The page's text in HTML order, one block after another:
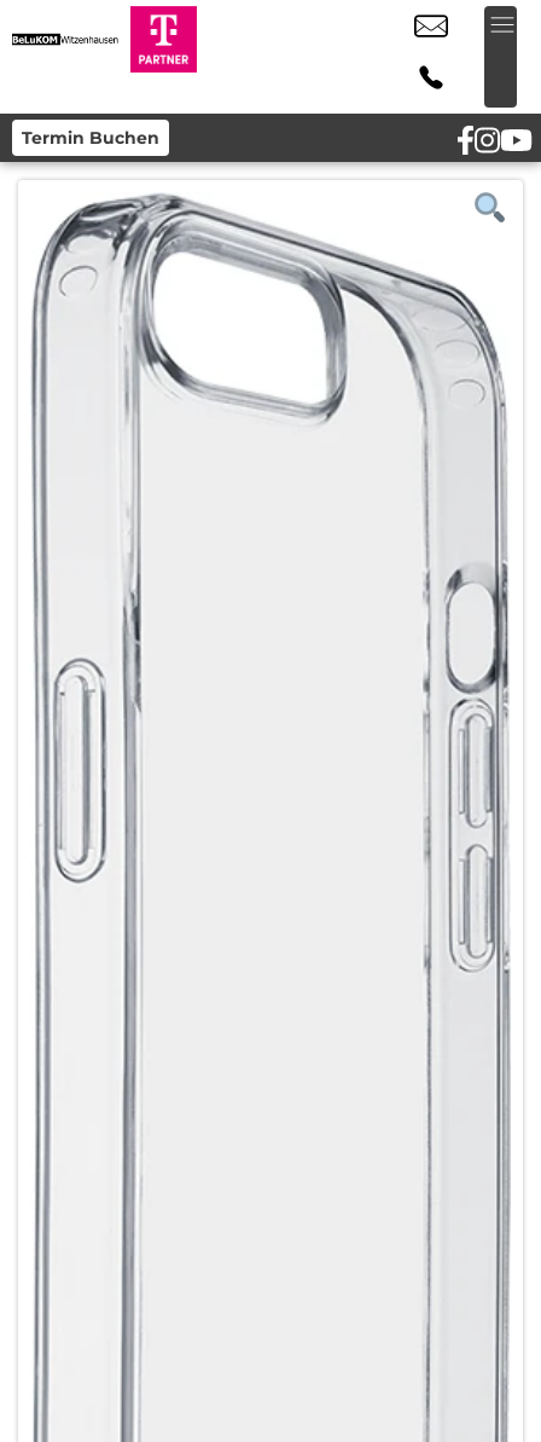
Termin Buchen